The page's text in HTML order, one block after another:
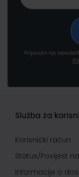
Prijavom na
Služba za
Korisnički račun
Status/Povijest
Informacije o